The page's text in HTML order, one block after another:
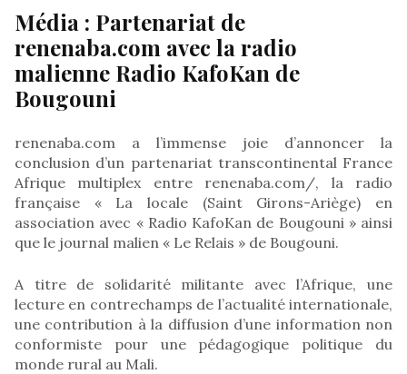
Média : Partenariat de
renenaba.com avec la radio
malienne Radio KafoKan de
Bougouni
renenaba.com a l’immense joie d’annoncer la
conclusion d’un partenariat transcontinental France
Afrique multiplex entre renenaba.com/, la radio
française « La locale (Saint Girons-Ariège) en
association avec « Radio KafoKan de Bougouni » ainsi
que le journal malien « Le Relais » de Bougouni.
A titre de solidarité militante avec l’Afrique, une
lecture en contrechamps de l’actualité internationale,
une contribution à la diffusion d’une information non
conformiste pour une pédagogique politique du
monde rural au Mali.